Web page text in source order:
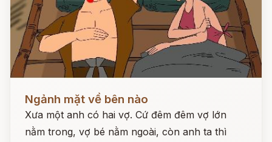
Ngảnh mặt về bên nào
Xưa một anh có hai vợ. Cứ đêm đêm vợ lớn
nằm trong, vợ bé nằm ngoài, còn anh ta thì